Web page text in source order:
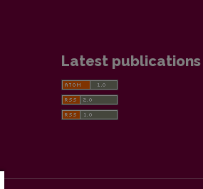
Latest publications